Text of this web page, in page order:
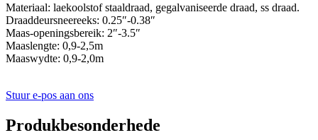
Materiaal: laekoolstof staaldraad, gegalvaniseerde draad, ss draad.
Draaddeursneereeks: 0.25″-0.38″
Maas-openingsbereik: 2″-3.5″
Maaslengte: 0,9-2,5m
Maaswydte: 0,9-2,0m
Stuur e-pos aan ons
Produkbesonderhede